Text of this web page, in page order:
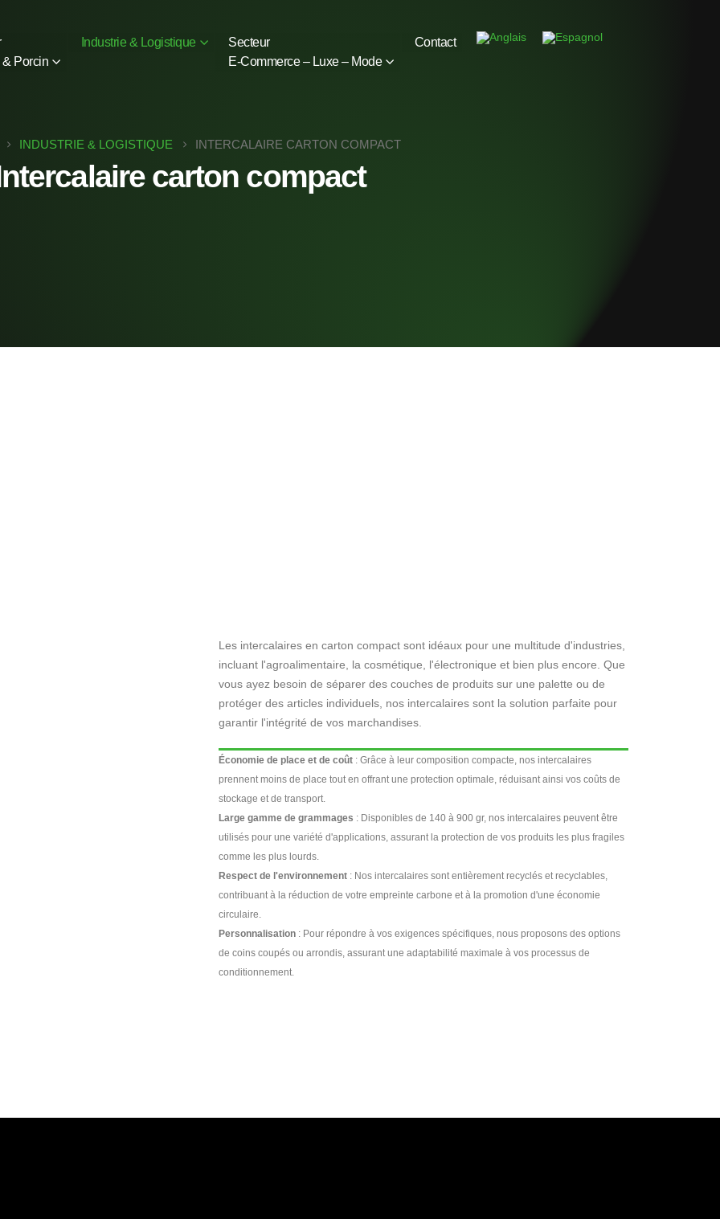
Porcin
Industrie & Logistique
Secteur
E-Commerce – Luxe – Mode
Contact
INDUSTRIE & LOGISTIQUE INTERCALAIRE CARTON COMPACT
carton compact
Les intercalaires en carton compact sont idéaux pour une multitude d'industries,
incluant l'agroalimentaire, la cosmétique, l'électronique et bien plus encore. Que
vous ayez besoin de séparer des couches de produits sur une palette ou de
protéger des articles individuels, nos intercalaires sont la solution parfaite pour
garantir l'intégrité de vos marchandises.
Économie de place et de coût : Grâce à leur composition compacte, nos intercalaires
prennent moins de place tout en offrant une protection optimale, réduisant ainsi vos coûts de
stockage et de transport.
Large gamme de grammages : Disponibles de 140 à 900 gr, nos intercalaires peuvent être
utilisés pour une variété d'applications, assurant la protection de vos produits les plus fragiles
comme les plus lourds.
Respect de l'environnement : Nos intercalaires sont entièrement recyclés et recyclables,
contribuant à la réduction de votre empreinte carbone et à la promotion d'une économie
circulaire.
Personnalisation : Pour répondre à vos exigences spécifiques, nous proposons des options
de coins coupés ou arrondis, assurant une adaptabilité maximale à vos processus de
conditionnement.